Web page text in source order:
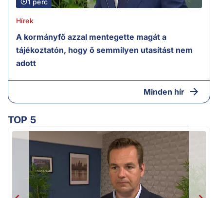
1 perc
Hírek
A kormányfő azzal mentegette magát a
tájékoztatón, hogy ő semmilyen utasítást nem
adott
Minden hír
TOP 5